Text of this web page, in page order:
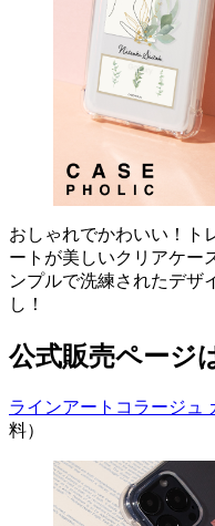
おしゃれでかわいい！ト
ートが美しいクリアケー
ンプルで洗練されたデザ
し！
公式販売ページ
ラインアートコラージュ
料）